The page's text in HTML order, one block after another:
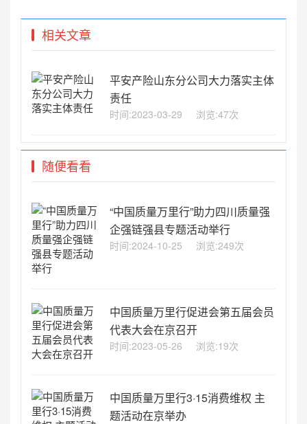
相关文章
平安产险山东分公司大力落实主体
责任
时间:2023-03-29 浏览:47次
随便看看
“中国质量万里行”助力四川质量强
企强链强县专题活动举行
时间:2024-10-25 浏览:249次
中国质量万里行促进会第五届会员
代表大会在京召开
时间:2023-05-26 浏览:19次
中国质量万里行3·15消费维权 主
题活动在京举办